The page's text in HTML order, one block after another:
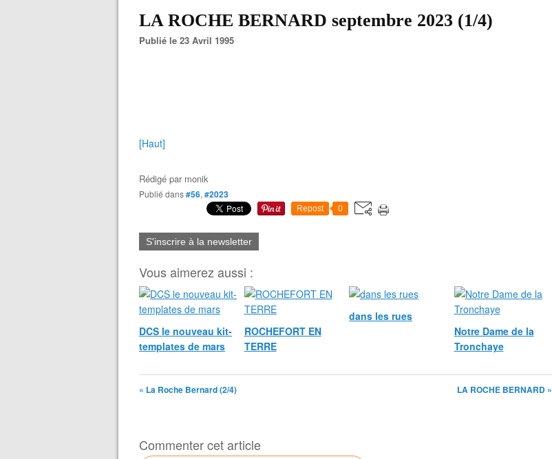
LA ROCHE BERNARD septembre 2023 (1/4)
Publié le 23 Avril 1995
[Haut]
Rédigé par monik
Publié dans#56, #2023
Repost 0
S'inscrire à la newsletter
Vous aimerez aussi :
DCS le nouveau kit-
templates de mars
ROCHEFORT EN
TERRE
dans les rues
Notre Dame de la
Tronchaye
« La Roche Bernard (2/4) LA ROCHE BERNARD »
Commenter cet article